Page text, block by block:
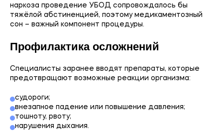
наркоза проведение УБОД сопровождалось бы
тяжёлой абстиненцией, поэтому медикаментозный
сон – важный компонент процедуры.
Профилактика осложнений
Специалисты заранее вводят препараты, которые
предотвращают возможные реакции организма:
судороги;
внезапное падение или повышение давления;
тошноту, рвоту;
нарушения дыхания.